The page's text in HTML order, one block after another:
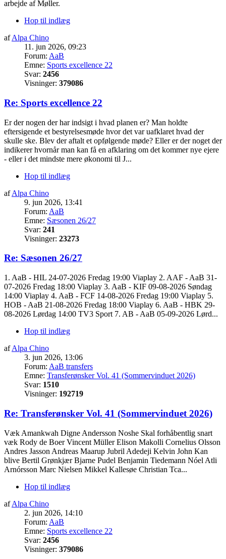
arbejde af Møller.
Hop til indlæg
afAlpa Chino
11. jun 2026, 09:23
Forum: AaB
Emne: Sports excellence 22
Svar: 2456
Visninger: 379086
Re: Sports excellence 22
Er der nogen der har indsigt i hvad planen er? Man holdte
eftersigende et bestyrelsesmøde hvor det var uafklaret hvad der
skulle ske. Blev der aftalt et opfølgende møde? Eller er der noget der
indikerer hvornår man kan få en afklaring om det kommer nye ejere
- eller i det mindste mere økonomi til J...
Hop til indlæg
afAlpa Chino
9. jun 2026, 13:41
Forum: AaB
Emne: Sæsonen 26/27
Svar: 241
Visninger: 23273
Re: Sæsonen 26/27
1. AaB - HIL 24-07-2026 Fredag 19:00 Viaplay 2. AAF - AaB 31-
07-2026 Fredag 18:00 Viaplay 3. AaB - KIF 09-08-2026 Søndag
14:00 Viaplay 4. AaB - FCF 14-08-2026 Fredag 19:00 Viaplay 5.
HOB - AaB 21-08-2026 Fredag 18:00 Viaplay 6. AaB - HBK 29-
08-2026 Lørdag 14:00 TV3 Sport 7. AB - AaB 05-09-2026 Lørd...
Hop til indlæg
afAlpa Chino
3. jun 2026, 13:06
Forum: AaB transfers
Emne: Transferønsker Vol. 41 (Sommervinduet 2026)
Svar: 1510
Visninger: 192719
Re: Transferønsker Vol. 41 (Sommervinduet 2026)
Væk Amankwah Digne Andersson Noshe Skal forhåbentlig snart
væk Rody de Boer Vincent Müller Elison Makolli Cornelius Olsson
Andres Jasson Andreas Maarup Jubril Adedeji Kelvin John Kan
blive Bertil Grønkjær Bjarne Pudel Benjamin Tiedemann Nóel Atli
Arnórsson Marc Nielsen Mikkel Kallesøe Christian Tca...
Hop til indlæg
afAlpa Chino
2. jun 2026, 14:10
Forum: AaB
Emne: Sports excellence 22
Svar: 2456
Visninger: 379086